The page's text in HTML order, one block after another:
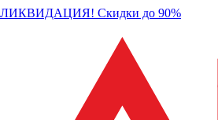
ЛИКВИДАЦИЯ! Скидки до 90%